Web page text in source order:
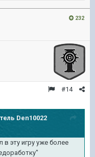
232
#14
Den10022
эту игру уже более